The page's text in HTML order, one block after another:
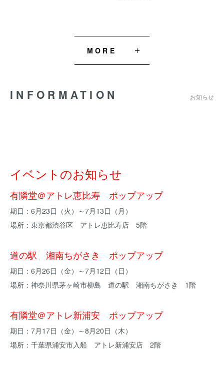
MORE
INFORMATION お知らせ
イベントのお知らせ
有隣堂＠アトレ恵比寿 ポップアップ
期日：6月23日（火）～7月13日（月）
場所：東京都渋谷区 アトレ恵比寿店 5階
道の駅 湘南ちがさき ポップアップ
期日：6月26日（金）～7月12日（日）
場所：神奈川県茅ヶ崎市柳島 道の駅 湘南ちがさき 1階
有隣堂＠アトレ新浦安 ポップアップ
期日：7月17日（金）～8月20日（木）
場所：千葉県浦安市入船 アトレ新浦安店 2階